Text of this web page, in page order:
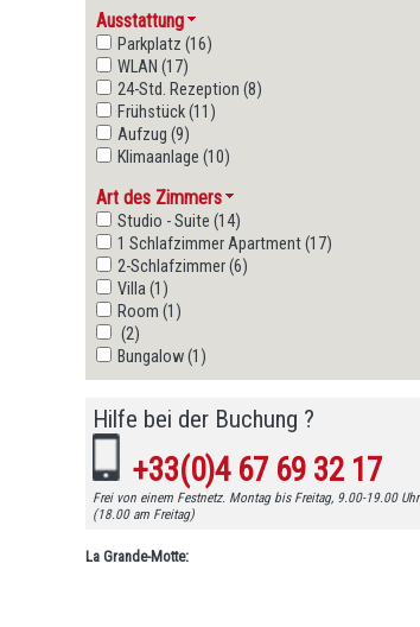
Ausstattung
Parkplatz (16)
WLAN (17)
24-Std. Rezeption (8)
Frühstück (11)
Aufzug (9)
Klimaanlage (10)
Art des Zimmers
Studio - Suite (14)
1 Schlafzimmer Apartment (17)
2-Schlafzimmer (6)
Villa (1)
Room (1)
(2)
Bungalow (1)
Hilfe bei der Buchung ?
+33(0)4 67 69 32 17
Frei von einem Festnetz. Montag bis Freitag, 9.00-19.00 Uhr
(18.00 am Freitag)
La Grande-Motte: